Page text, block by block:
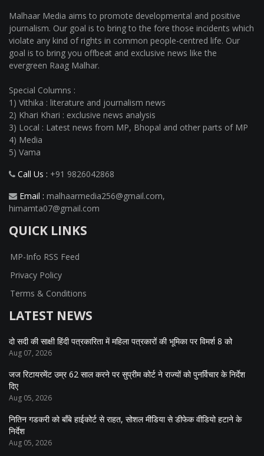
Malhaar Media aims to promote developmental and positive
journalism. Our goal is to bring to the fore those incidents which
violate any kind of rights in common people-centred life. Our
goal is to bring you offbeat and exclusive news like the
evergreen Raag Malhar.
Special Columns :
1) Vithika : literature and journalism news
2) Khari Khari : exclusive news analysis
3) Local : Latest news from MP, Bhopal and other parts of MP
4) Media
5) Vama
Call Us : +91 9826042868
Email : malhaarmedia256@gmail.com,
himamta07@gmail.com
QUICK LINKS
MP-Info RSS Feed
Privacy Policy
Terms & Conditions
LATEST NEWS
दो सदी की साक्षी हिंदी पत्रकारिता में महिला पत्रकारों की भूमिका पर विमर्श 8 को
Aug 07, 2026
जज रिटायरमेंट उम्र 62 साल करने पर सुप्रीम कोर्ट ने राज्यों को पुनर्विचार के निर्देश
दिए
Aug 05, 2026
नितिन गडकरी को बॉंबे हाईकोर्ट से राहत, सोशल मीडिया से डीफेक वीडियो हटाने के
निर्देश
Aug 05, 2026